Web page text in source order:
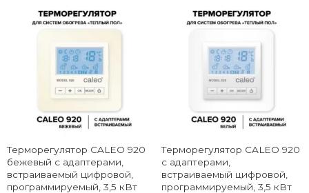
Терморегулятор CALEO 920
бежевый с адаптерами,
встраиваемый цифровой,
программируемый, 3,5 кВт
Терморегулятор CALEO 920
с адаптерами,
встраиваемый цифровой,
программируемый, 3,5 кВт